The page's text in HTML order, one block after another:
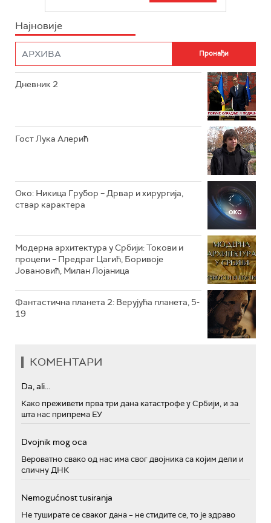
Најновије
Дневник 2
Гост Лука Алерић
Око: Никица Грубор – Дрвар и хирургија,
ствар карактера
Модерна архитектура у Србији: Токови и
процепи – Предраг Цагић, Боривоје
Јовановић, Милан Лојаница
Фантастична планета 2: Верујућа планета, 5-
19
КОМЕНТАРИ
Da, ali...
Како преживети прва три дана катастрофе у Србији, и за
шта нас припрема ЕУ
Dvojnik mog oca
Вероватно свако од нас има свог двојника са којим дели и
сличну ДНК
Nemogućnost tusiranja
Не туширате се сваког дана – не стидите се, то је здраво